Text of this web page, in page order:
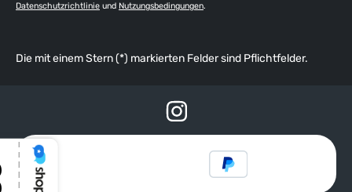
Datenschutzrichtlinie und Nutzungsbedingungen.
Die mit einem Stern (*) markierten Felder sind Pflichtfelder.